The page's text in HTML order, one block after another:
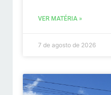
VER MATÉRIA »
7 de agosto de 2026